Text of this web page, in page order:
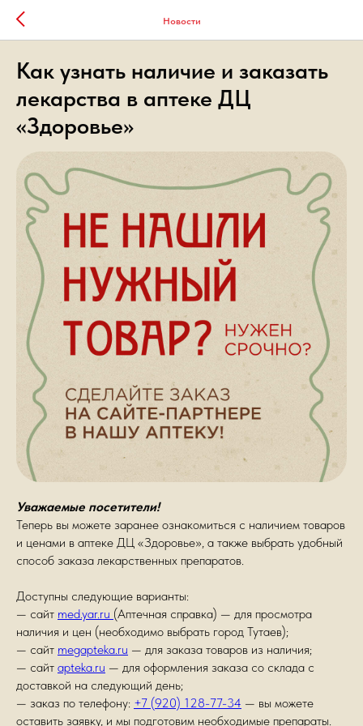
Новости
Как узнать наличие и заказать
лекарства в аптеке ДЦ
«Здоровье»
Уважаемые посетители!
Теперь вы можете заранее ознакомиться с наличием товаров
и ценами в аптеке ДЦ «Здоровье», а также выбрать удобный
способ заказа лекарственных препаратов.
Доступны следующие варианты:
— сайт med.yar.ru (Аптечная справка) — для просмотра
наличия и цен (необходимо выбрать город Тутаев);
— сайт megapteka.ru — для заказа товаров из наличия;
— сайт apteka.ru — для оформления заказа со склада с
доставкой на следующий день;
— заказ по телефону: +7 (920) 128-77-34 — вы можете
оставить заявку, и мы подготовим необходимые препараты.